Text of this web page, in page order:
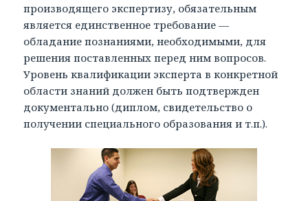
производящего экспертизу, обязательным
является единственное требование —
обладание познаниями, необходимыми, для
решения поставленных перед ним вопросов.
Уровень квалификации эксперта в конкретной
области знаний должен быть подтвержден
документально (диплом, свидетельство о
получении специального образования и т.п.).